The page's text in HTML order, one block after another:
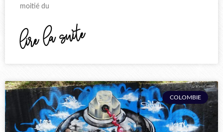
moitié du
lire la suite
COLOMBIE